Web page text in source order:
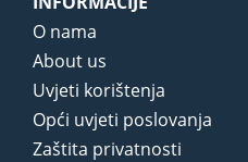
O nama
About us
Uvjeti korištenja
Opći uvjeti poslovanja
Zaštita privatnosti